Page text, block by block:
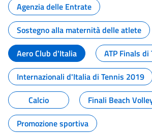
Agenzia delle Entrate
Sostegno alla maternità delle atlete
Aero Club d'Italia
ATP Finals di
Internazionali d'Italia di Tennis 2019
Calcio
Finali Beach
Promozione sportiva